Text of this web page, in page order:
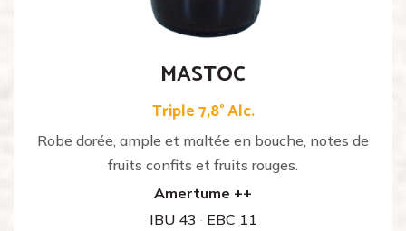
MASTOC
Triple 7,8° Alc.
Robe dorée, ample et maltée en bouche, notes de
fruits confits et fruits rouges.
Amertume ++
IBU 43 · EBC 11